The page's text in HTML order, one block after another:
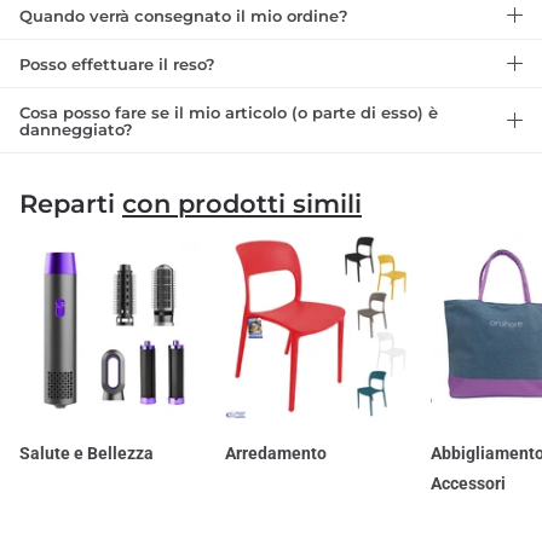
Quando verrà consegnato il mio ordine?
Posso effettuare il reso?
Cosa posso fare se il mio articolo (o parte di esso) è
danneggiato?
Reparti con prodotti simili
Salute e Bellezza Arredamento
Accessori